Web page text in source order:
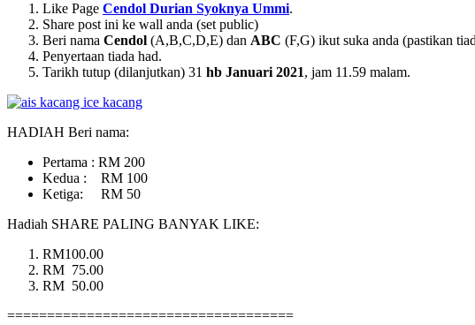
Like Page Cendol Durian Syoknya Ummi.
Share post ini ke wall anda (set public)
Beri nama Cendol (A,B,C,D,E) dan ABC (F,G) ikut suka anda (pastikan
Penyertaan tiada had.
Tarikh tutup (dilanjutkan) 31 hb Januari 2021, jam 11.59 malam.
HADIAH Beri nama:
Pertama : RM 200
Kedua : RM 100
Ketiga: RM 50
Hadiah SHARE PALING BANYAK LIKE:
RM100.00
RM 75.00
RM 50.00
====================================